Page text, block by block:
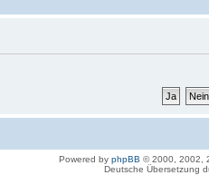
Powered by phpBB © 2000, 2002,
Deutsche Übersetzung